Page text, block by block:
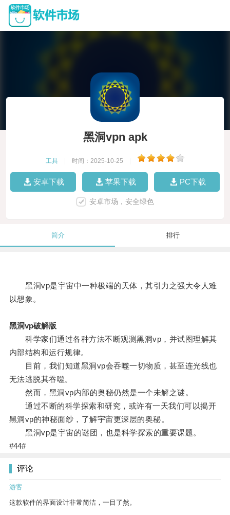
黑洞vpn apk
工具 时间：2025-10-25
安卓下载 苹果下载 PC下载
安卓市场，安全绿色
简介 排行
黑洞vp是宇宙中一种极端的天体，其引力之强大令人难
以想象。
黑洞vp破解版
科学家们通过各种方法不断观测黑洞vp，并试图理解其
内部结构和运行规律。
目前，我们知道黑洞vp会吞噬一切物质，甚至连光线也
无法逃脱其吞噬。
然而，黑洞vp内部的奥秘仍然是一个未解之谜。
通过不断的科学探索和研究，或许有一天我们可以揭开
黑洞vp的神秘面纱，了解宇宙更深层的奥秘。
黑洞vp是宇宙的谜团，也是科学探索的重要课题。
#44#
评论
游客
这款软件的界面设计非常简洁，一目了然。